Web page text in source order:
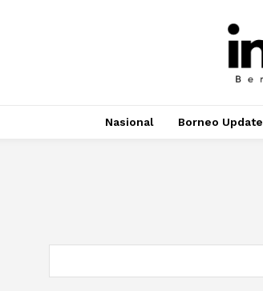
Nasional Borneo Update